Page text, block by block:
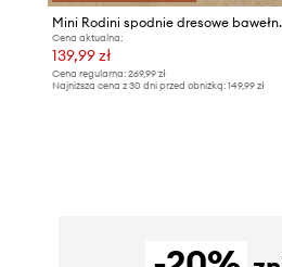
Mini Rodini
Cena aktualna:
139,99 zł
Cena regularna: 269,99 zł
Najniższa cena z 30 dni przed obniżką: 149,99 zł